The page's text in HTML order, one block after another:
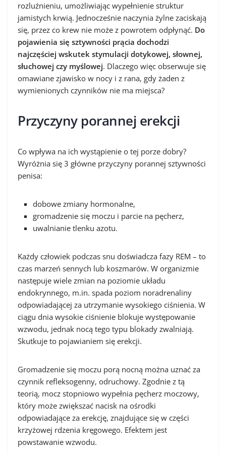
rozluźnieniu, umożliwiając wypełnienie struktur
jamistych krwią. Jednocześnie naczynia żylne zaciskają
się, przez co krew nie może z powrotem odpłynąć. Do
pojawienia się sztywności prącia dochodzi
najczęściej wskutek stymulacji dotykowej, słownej,
słuchowej czy myślowej. Dlaczego więc obserwuje się
omawiane zjawisko w nocy i z rana, gdy żaden z
wymienionych czynników nie ma miejsca?
Przyczyny porannej erekcji
Co wpływa na ich wystąpienie o tej porze dobry?
Wyróżnia się 3 główne przyczyny porannej sztywności
penisa:
dobowe zmiany hormonalne,
gromadzenie się moczu i parcie na pęcherz,
uwalnianie tlenku azotu.
Każdy człowiek podczas snu doświadcza fazy REM – to
czas marzeń sennych lub koszmarów. W organizmie
następuje wiele zmian na poziomie układu
endokrynnego, m.in. spada poziom noradrenaliny
odpowiadającej za utrzymanie wysokiego ciśnienia. W
ciągu dnia wysokie ciśnienie blokuje występowanie
wzwodu, jednak nocą tego typu blokady zwalniają.
Skutkuje to pojawianiem się erekcji.
Gromadzenie się moczu porą nocną można uznać za
czynnik refleksogenny, odruchowy. Zgodnie z tą
teorią, mocz stopniowo wypełnia pęcherz moczowy,
który może zwiększać nacisk na ośrodki
odpowiadające za erekcję, znajdujące się w części
krzyżowej rdzenia kręgowego. Efektem jest
powstawanie wzwodu.